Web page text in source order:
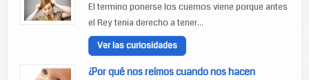
El termino ponerse los cuernos viene porque antes
el Rey tenia derecho a tener...
Ver las curiosidades
¿Por qué nos reímos cuando nos hacen